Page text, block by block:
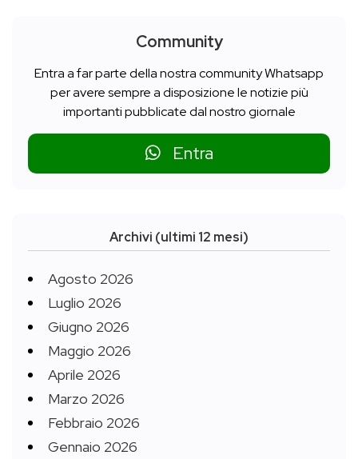
Community
Entra a far parte della nostra community Whatsapp
per avere sempre a disposizione le notizie più
importanti pubblicate dal nostro giornale
Entra
Archivi (ultimi 12 mesi)
Agosto 2026
Luglio 2026
Giugno 2026
Maggio 2026
Aprile 2026
Marzo 2026
Febbraio 2026
Gennaio 2026